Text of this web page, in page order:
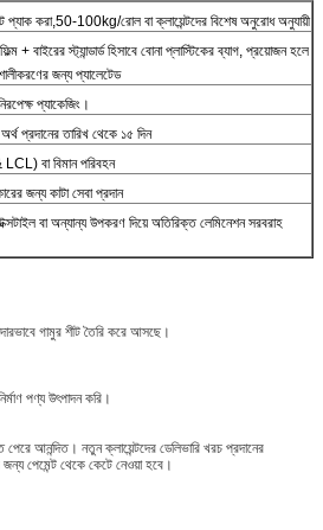
প্যাক করা,50-100kg/রোল বা ক্লায়েন্টদের বিশেষ অনুরোধ অনুযায়ী
+ বাইরের স্ট্যান্ডার্ড হিসাবে বোনা প্লাস্টিকের ব্যাগ, প্রয়োজন হলে
জন্য প্যালেটেড
প্যাকেজিং।
প্রদানের তারিখ থেকে ১৫ দিন
বা বিমান পরিবহন
জন্য কাটা সেবা প্রদান
বা অন্যান্য উপকরণ দিয়ে অতিরিক্ত লেমিনেশন সরবরাহ
গামুর শীট তৈরি করে আসছে।
পণ্য উৎপাদন করি।
আনন্দিত। নতুন ক্লায়েন্টদের ডেলিভারি খরচ প্রদানের
পেমেন্ট থেকে কেটে নেওয়া হবে।